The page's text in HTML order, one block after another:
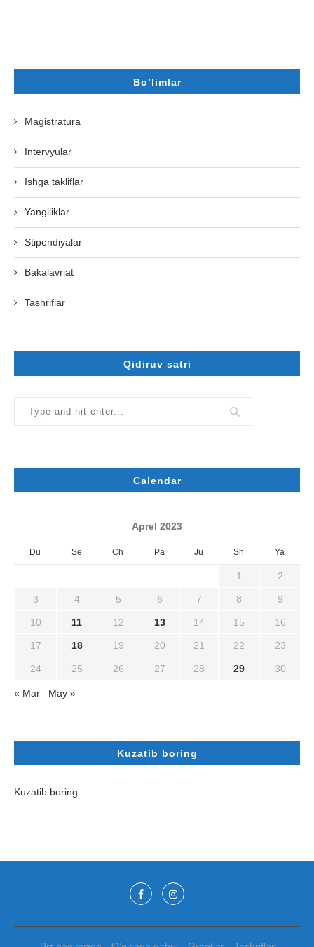
Bo’limlar
Magistratura
Intervyular
Ishga takliflar
Yangiliklar
Stipendiyalar
Bakalavriat
Tashriflar
Qidiruv satri
Calendar
Aprel 2023
Du Se Ch Pa Ju Sh Ya
1 2
3 4 5 6 7 8 9
10 11 12 13 14 15 16
17 18 19 20 21 22 23
24 25 26 27 28 29 30
« Mar May »
Kuzatib boring
Kuzatib boring